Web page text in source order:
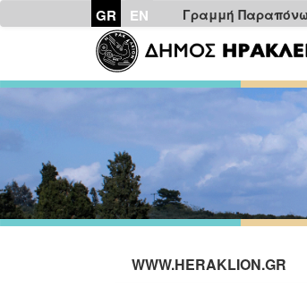
GR EN Γραμμή
WWW.HERAKLION.GR